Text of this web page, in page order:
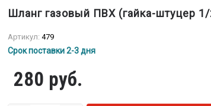
Шланг газовый ПВХ (гайка-штуцер
Артикул: 479
Срок поставки 2-3 дня
280 руб.